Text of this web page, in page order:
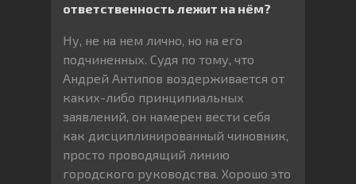
ответственность лежит на нём?
Ну, не на нем лично, но на его
подчиненных. Судя по тому, что
Андрей Антипов воздерживается от
каких-либо принципиальных
заявлений, он намерен вести себя
как дисциплинированный чиновник,
просто проводящий линию
городского руководства. Хорошо это